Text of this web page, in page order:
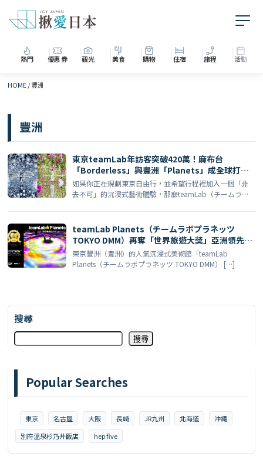
熱門 優惠券 觀光 美食 購物 住宿 旅程 活動
HOME/豐洲
豐洲
東京teamLab年訪客突破420萬！麻布台
「Borderless」與豐洲「Planets」成全球打卡
級數位藝術地標
如果你正在規劃東京自由行，並希望行程裡加入一個「非
去不可」的沉浸式藝術體驗，那麼teamLab（チームラ
teamLab Planets（チームラボプラネッツ
TOKYO DMM）再奪「世界旅遊大獎」亞洲領先景
點2025！開館累計破1,000萬人，豐洲沉浸式藝術
新里程碑
東京豐洲（豊洲）的人氣沉浸式美術館「teamLab
Planets（チームラボプラネッツ TOKYO DMM） […]
搜尋
搜尋
Popular Searches
東京 名古屋 大阪 長崎 JR九州 北海道
沖繩
別府溫泉杉乃井飯店
hep five